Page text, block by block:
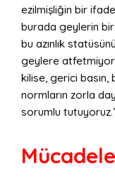
ezilmişliğin bir
burada geylerin bir
bu azınlık
geylere
kilise, gerici
normların zorla
sorumlu